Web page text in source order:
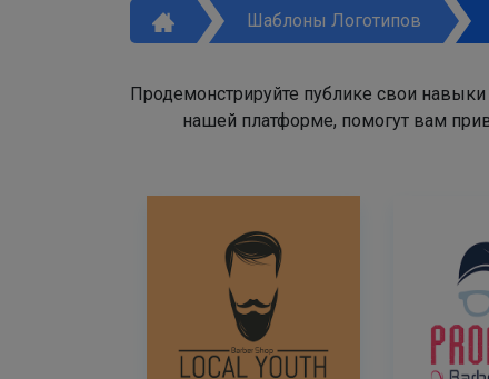
Шаблоны Логотипов
Продемонстрируйте публике свои
нашей платформе, помогут вам